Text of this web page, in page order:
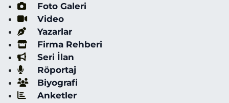
Foto Galeri
Video
Yazarlar
Firma Rehberi
Seri İlan
Röportaj
Biyografi
Anketler